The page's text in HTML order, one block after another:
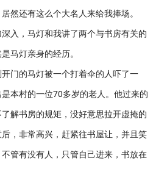
然还有这么个大名人来给我捧场。
，马灯和我讲了两个与书房有关的
马灯亲身的经历。
的马灯被一个打着伞的人吓了一
本村的一位70多岁的老人。他过来的
解书房的规矩，没好意思拉开虚掩的
，非常高兴，赶紧往书屋让，并且笑
管有没有人，只管自己进来，书放在